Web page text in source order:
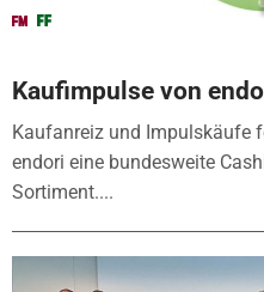
Kaufimpulse von
Kaufanreiz und Impulskäufe
endori eine bundesweite
Sortiment....